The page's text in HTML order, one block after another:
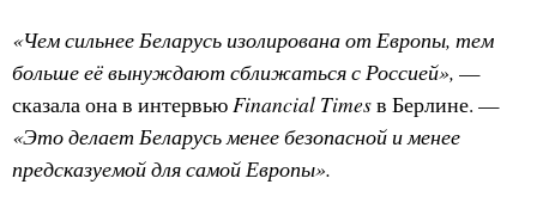
«Чем сильнее Беларусь изолирована от Европы, тем
больше её вынуждают сближаться с Россией», —
сказала она в интервьюFinancial Timesв Берлине. —
«Это делает Беларусь менее безопасной и менее
предсказуемой для самой Европы».